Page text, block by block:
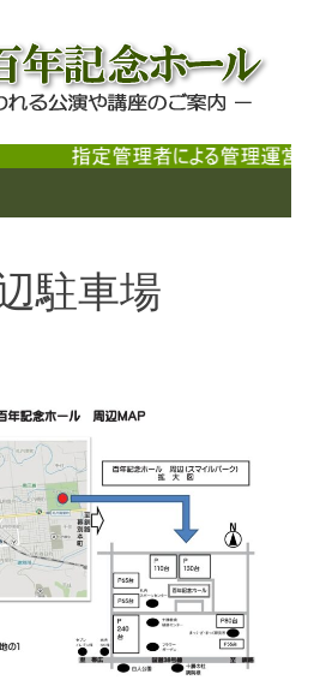
年記念ホール
演や講座のご案内
駐車場